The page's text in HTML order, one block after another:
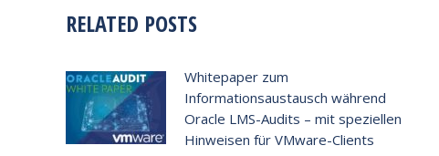
RELATED POSTS
Whitepaper zum
Informationsaustausch während
Oracle LMS-Audits – mit speziellen
Hinweisen für VMware-Clients